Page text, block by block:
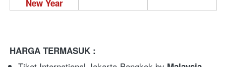
New Year
HARGA TERMASUK :